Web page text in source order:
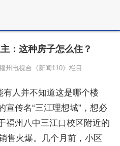
：这种房子怎么住？
州电视台《新闻110》栏目
有人并不知道这是哪个楼
宣传名“三江理想城”，想必
福州八中三江口校区附近的
售火爆。几个月前，小区